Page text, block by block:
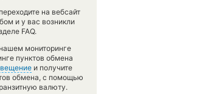
на вебсайт
и у вас возникли
FAQ.
мониторинге
пунктов обмена
и получите
обмена, с помощью
валюту.